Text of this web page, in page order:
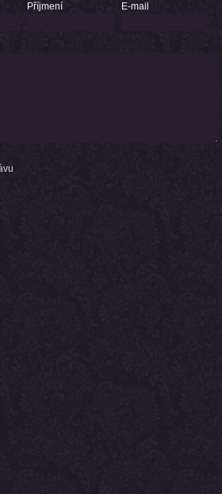
Příjmení E-mail